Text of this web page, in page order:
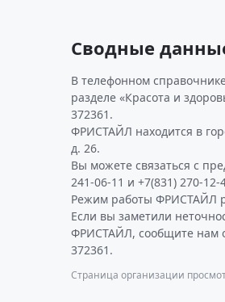
Сводные
В телефонном
разделе «Красота и
372361.
ФРИСТАЙЛ находится в
д. 26.
Вы можете связаться с
241-06-11 и +7(831) 270-12-
Режим работы ФРИСТАЙЛ
Если вы заметили
ФРИСТАЙЛ, сообщите нам
372361.
Страница организации